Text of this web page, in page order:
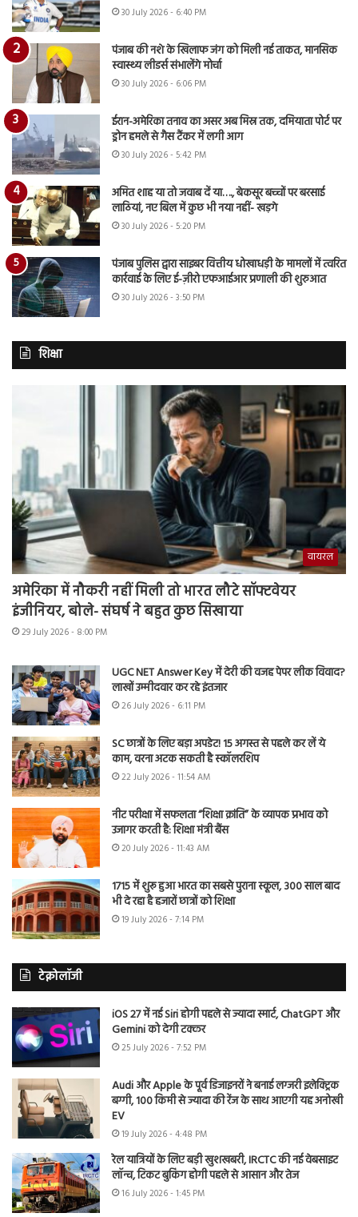
30 July 2026 - 6:40 PM
पंजाब की नशे के खिलाफ जंग को मिली नई ताकत, मानसिक
स्वास्थ्य लीडर्स संभालेंगे मोर्चा
30 July 2026 - 6:06 PM
ईरान-अमेरिका तनाव का असर अब मिस्र तक, दमियाता पोर्ट पर
ड्रोन हमले से गैस टैंकर में लगी आग
30 July 2026 - 5:42 PM
अमित शाह या तो जवाब दें या…., बेकसूर बच्चों पर बरसाई
लाठियां, नए बिल में कुछ भी नया नहीं- खड़गे
30 July 2026 - 5:20 PM
पंजाब पुलिस द्वारा साइबर वित्तीय धोखाधड़ी के मामलों में त्वरित
कार्रवाई के लिए ई-ज़ीरो एफआईआर प्रणाली की शुरुआत
30 July 2026 - 3:50 PM
शिक्षा
वायरल
अमेरिका में नौकरी नहीं मिली तो भारत लौटे सॉफ्टवेयर
इंजीनियर, बोले- संघर्ष ने बहुत कुछ सिखाया
29 July 2026 - 8:00 PM
UGC NET Answer Key में देरी की वजह पेपर लीक विवाद?
लाखों उम्मीदवार कर रहे इंतजार
26 July 2026 - 6:11 PM
SC छात्रों के लिए बड़ा अपडेट! 15 अगस्त से पहले कर लें ये
काम, वरना अटक सकती है स्कॉलरशिप
22 July 2026 - 11:54 AM
नीट परीक्षा में सफलता “शिक्षा क्रांति” के व्यापक प्रभाव को
उजागर करती है: शिक्षा मंत्री बैंस
20 July 2026 - 11:43 AM
1715 में शुरू हुआ भारत का सबसे पुराना स्कूल, 300 साल बाद
भी दे रहा है हजारों छात्रों को शिक्षा
19 July 2026 - 7:14 PM
टेक्नोलॉजी
iOS 27 में नई Siri होगी पहले से ज्यादा स्मार्ट, ChatGPT और
Gemini को देगी टक्कर
25 July 2026 - 7:52 PM
Audi और Apple के पूर्व डिजाइनरों ने बनाई लग्जरी इलेक्ट्रिक
बग्गी, 100 किमी से ज्यादा की रेंज के साथ आएगी यह अनोखी
EV
19 July 2026 - 4:48 PM
रेल यात्रियों के लिए बड़ी खुशखबरी, IRCTC की नई वेबसाइट
लॉन्च, टिकट बुकिंग होगी पहले से आसान और तेज
16 July 2026 - 1:45 PM